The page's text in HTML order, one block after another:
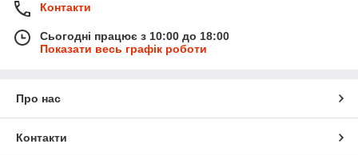
Контакти
Сьогодні працює з 10:00 до 18:00
Показати весь графік роботи
Про нас
Контакти